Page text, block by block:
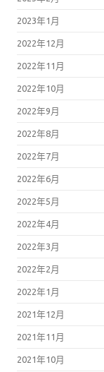
2023年1月
2022年12月
2022年11月
2022年10月
2022年9月
2022年8月
2022年7月
2022年6月
2022年5月
2022年4月
2022年3月
2022年2月
2022年1月
2021年12月
2021年11月
2021年10月